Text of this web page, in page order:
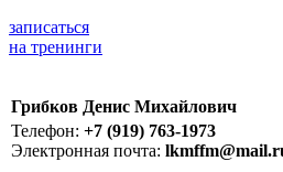
записаться
на тренинги
Грибков Денис Михайлович
Телефон: +7 (919) 763-1973
Электронная почта: